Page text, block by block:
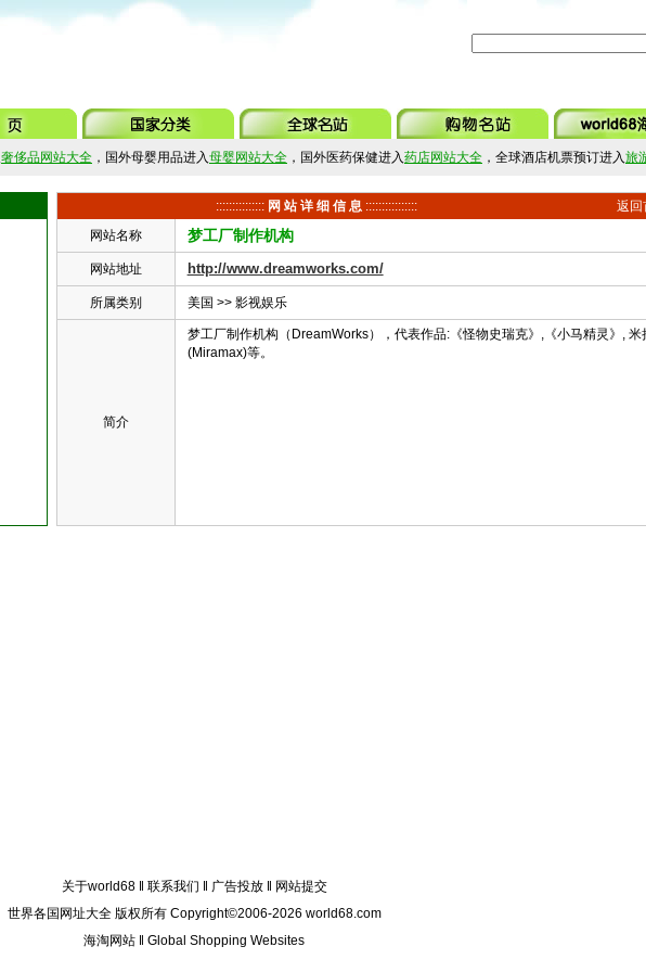
奢侈品网站大全 ，国外母婴用品进入母婴网站大全 ，国外医药保健进入药店网站大全 ，全球酒店机票预订进入旅
::::::::::::::: 网 站 详 细 信 息 ::::::::::::::::
返回
网站名称
梦工厂制作机构
网站地址 http://www.dreamworks.com/
所属类别 美国 >> 影视娱乐
简介
梦工厂制作机构（DreamWorks），代表作品:《怪物史瑞克》,《小马精灵》, 米
(Miramax)等。
关于world68‖ 联系我们 广告投放‖
网站提交
世界各国网址大全 版权所有 Copyright©2006-2026 world68.com
海淘网站
Global Shopping Websites